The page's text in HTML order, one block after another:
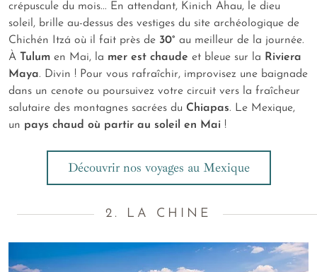
crépuscule du mois... En attendant, Kinich Ahau, le dieu
soleil, brille au-dessus des vestiges du site archéologique de
Chichén Itzá où il fait près de 30° au meilleur de la journée.
À Tulum en Mai, la mer est chaude et bleue sur la Riviera
Maya. Divin ! Pour vous rafraîchir, improvisez une baignade
dans un cenote ou poursuivez votre circuit vers la fraîcheur
salutaire des montagnes sacrées du Chiapas. Le Mexique,
un pays chaud où partir au soleil en Mai !
Découvrir nos voyages au Mexique
2. LA CHINE